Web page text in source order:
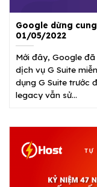
Google dừng
01/05/2022
Mới đây, Google
dịch vụ G Suite
dụng G Suite trước
legacy vẫn sử...